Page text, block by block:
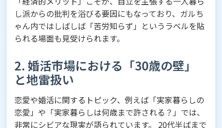
し派からの批判を浴びる要因にもなっており、ガルち
ゃん内ではしばしば「苦労知らず」というラベルを貼
られる場面も見受けられます。
2. 婚活市場における「30歳の壁」
と地雷扱い
恋愛や婚活に関するトピック、例えば「実家暮らしの
恋愛」や「実家暮らしは何歳まで許される？」では、
非常にシビアな現実が語られています。 20代半ばまで